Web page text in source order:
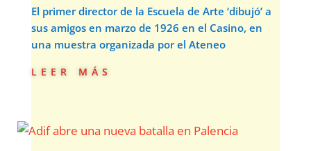
El primer director de la Escuela de Arte ‘dibujó’ a
sus amigos en marzo de 1926 en el Casino, en
una muestra organizada por el Ateneo
leer más